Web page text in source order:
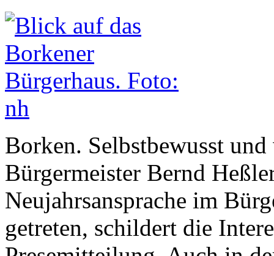
Borken. Selbstbewusst
Bürgermeister Bernd
Neujahrsansprache im
getreten, schildert die